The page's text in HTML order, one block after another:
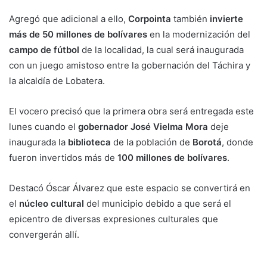
Agregó que adicional a ello, Corpointa también invierte
más de 50 millones de bolívares en la modernización del
campo de fútbol de la localidad, la cual será inaugurada
con un juego amistoso entre la gobernación del Táchira y
la alcaldía de Lobatera.
El vocero precisó que la primera obra será entregada este
lunes cuando el gobernador José Vielma Mora deje
inaugurada la biblioteca de la población de Borotá, donde
fueron invertidos más de 100 millones de bolívares.
Destacó Óscar Álvarez que este espacio se convertirá en
el núcleo cultural del municipio debido a que será el
epicentro de diversas expresiones culturales que
convergerán allí.